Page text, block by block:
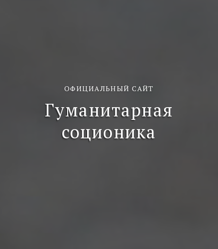
ОФИЦИАЛЬНЫЙ САЙТ
Гуманитарная
соционика